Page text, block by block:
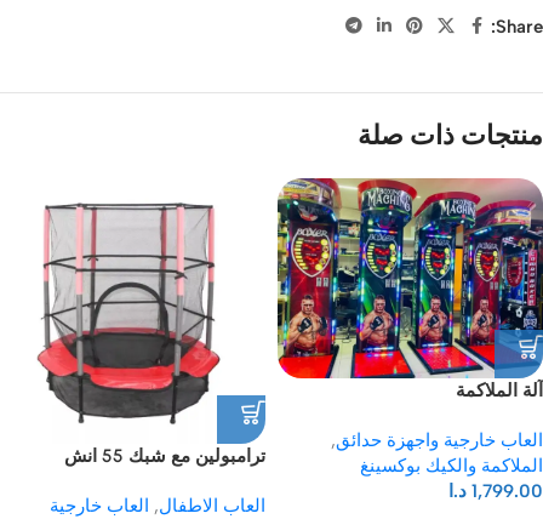
Share:
منتجات ذات صلة
آلة الملاكمة
العاب خارجية واجهزة حدائق,
الملاكمة والكيك بوكسينغ
1,799.00 د.ا
ترامبولين مع شبك 55 انش
العاب الاطفال, العاب خارجية